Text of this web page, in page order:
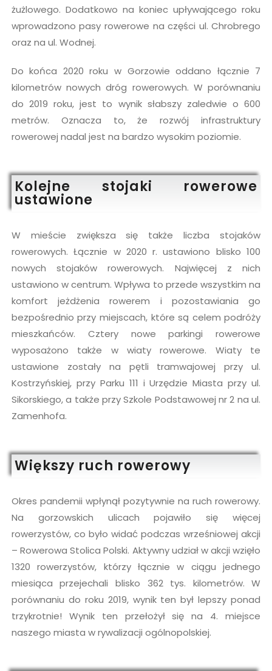
żużlowego. Dodatkowo na koniec upływającego roku
wprowadzono pasy rowerowe na części ul. Chrobrego
oraz na ul. Wodnej.
Do końca 2020 roku w Gorzowie oddano łącznie 7
kilometrów nowych dróg rowerowych. W porównaniu
do 2019 roku, jest to wynik słabszy zaledwie o 600
metrów. Oznacza to, że rozwój infrastruktury
rowerowej nadal jest na bardzo wysokim poziomie.
Kolejne stojaki rowerowe
ustawione
W mieście zwiększa się także liczba stojaków
rowerowych. Łącznie w 2020 r. ustawiono blisko 100
nowych stojaków rowerowych. Najwięcej z nich
ustawiono w centrum. Wpływa to przede wszystkim na
komfort jeżdżenia rowerem i pozostawiania go
bezpośrednio przy miejscach, które są celem podróży
mieszkańców. Cztery nowe parkingi rowerowe
wyposażono także w wiaty rowerowe. Wiaty te
ustawione zostały na pętli tramwajowej przy ul.
Kostrzyńskiej, przy Parku 111 i Urzędzie Miasta przy ul.
Sikorskiego, a także przy Szkole Podstawowej nr 2 na ul.
Zamenhofa.
Większy ruch rowerowy
Okres pandemii wpłynął pozytywnie na ruch rowerowy.
Na gorzowskich ulicach pojawiło się więcej
rowerzystów, co było widać podczas wrześniowej akcji
– Rowerowa Stolica Polski. Aktywny udział w akcji wzięło
1320 rowerzystów, którzy łącznie w ciągu jednego
miesiąca przejechali blisko 362 tys. kilometrów. W
porównaniu do roku 2019, wynik ten był lepszy ponad
trzykrotnie! Wynik ten przełożył się na 4. miejsce
naszego miasta w rywalizacji ogólnopolskiej.